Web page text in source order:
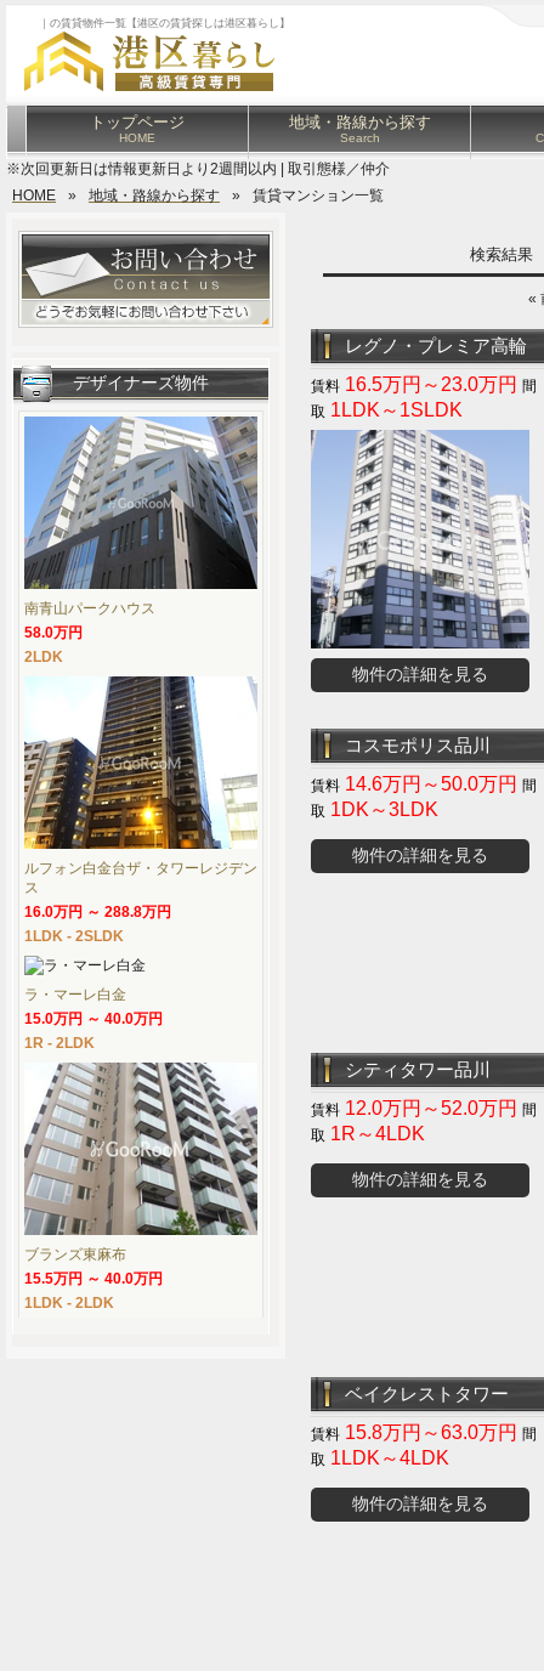
｜の賃貸物件一覧【港区の賃貸探しは港区暮らし】
トップページ
HOME
地域・路線から探す
Search
※次回更新日は情報更新日より2週間以内 | 取引態様／仲介
HOME
» 地域・路線から探す » 賃貸マンション一覧
検索結
«
レグノ・プレミア高輪
16.5万円～23.0万円
1LDK～1SLDK
物件の詳細を見る
コスモポリス品川
14.6万円～50.0万円
1DK～3LDK
物件の詳細を見る
シティタワー品川
12.0万円～52.0万円
1R～4LDK
物件の詳細を見る
ベイクレストタワー
15.8万円～63.0万円
1LDK～4LDK
物件の詳細を見る
デザイナーズ物件
南青山パークハウス
58.0万円
2LDK
ルフォン白金台ザ・タワーレジデン
ス
16.0万円 ～ 288.8万円
1LDK - 2SLDK
ラ・マーレ白金
15.0万円 ～ 40.0万円
1R - 2LDK
ブランズ東麻布
15.5万円 ～ 40.0万円
1LDK - 2LDK